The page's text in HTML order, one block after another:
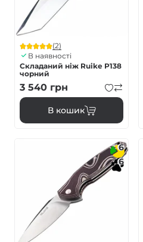
(2)
В наявності
Складаний ніж Ruike P138
чорний
3 540 грн
В кошик
6
6